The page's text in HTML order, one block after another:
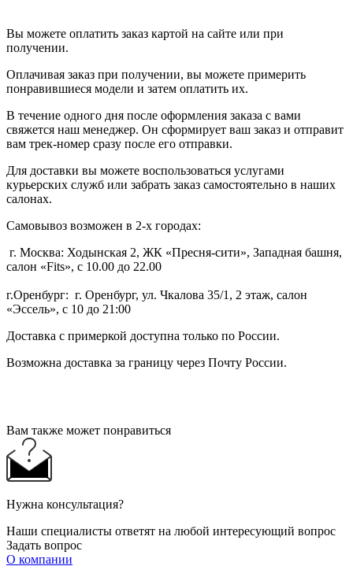
Вы можете оплатить заказ картой на сайте или при
получении.
Оплачивая заказ при получении, вы можете примерить
понравившиеся модели и затем оплатить их.
В течение одного дня после оформления заказа с вами
свяжется наш менеджер. Он сформирует ваш заказ и отправит
вам трек-номер сразу после его отправки.
Для доставки вы можете воспользоваться услугами
курьерских служб или забрать заказ самостоятельно в наших
салонах.
Самовывоз возможен в 2-х городах:
г. Москва: Ходынская 2, ЖК «Пресня-сити», Западная башня,
салон «Fits», с 10.00 до 22.00
г.Оренбург: г. Оренбург, ул. Чкалова 35/1, 2 этаж, салон
«Эссель», с 10 до 21:00
Доставка с примеркой доступна только по России.
Возможна доставка за границу через Почту России.
Вам также может понравиться
Нужна консультация?
Наши специалисты ответят на любой интересующий вопрос
Задать вопрос
О компании